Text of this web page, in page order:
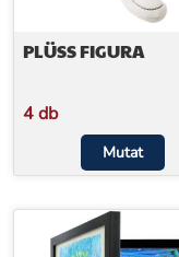
PLÜSS FIGURA
4 db
Mutat